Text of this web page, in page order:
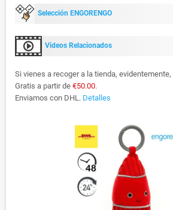
Selección ENGORENGO
Videos Relacionados
Si vienes a recoger a la tienda,
Gratis a partir de €50.00.
Enviamos con DHL. Detalles